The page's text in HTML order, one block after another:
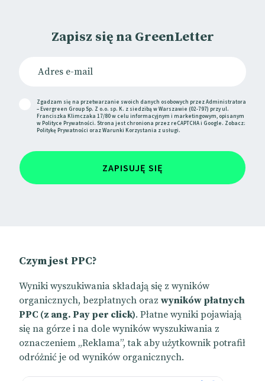
Zapisz się na GreenLetter
Zgadzam się na przetwarzanie swoich danych osobowych przez Administratora
– Evergreen Group Sp. Z o.o. sp. K. z siedzibą w Warszawie (02-797) przy ul.
Franciszka Klimczaka 17/80 w celu informacyjnym i marketingowym, opisanym
wPolityce Prywatności. Strona jest chroniona przez reCAPTCHA i Google. Zobacz:
Politykę Prywatności orazWarunki Korzystania z usługi.
ZAPISUJĘ SIĘ
Czym jest PPC?
Wyniki wyszukiwania składają się z wyników
organicznych, bezpłatnych oraz wyników płatnych
PPC (z ang. Pay per click). Płatne wyniki pojawiają
się na górze i na dole wyników wyszukiwania z
oznaczeniem „Reklama”, tak aby użytkownik potrafił
odróżnić je od wyników organicznych.